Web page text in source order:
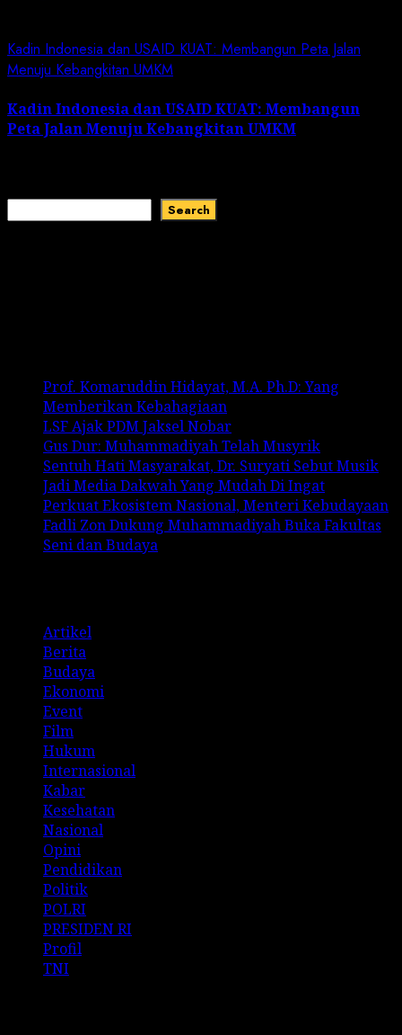
Kadin Indonesia dan USAID KUAT: Membangun Peta Jalan
Menuju Kebangkitan UMKM
Kadin Indonesia dan USAID KUAT: Membangun
Peta Jalan Menuju Kebangkitan UMKM
Search
Prof. Komaruddin Hidayat, M.A. Ph.D: Yang
Memberikan Kebahagiaan
LSF Ajak PDM Jaksel Nobar
Gus Dur: Muhammadiyah Telah Musyrik
Sentuh Hati Masyarakat, Dr. Suryati Sebut Musik
Jadi Media Dakwah Yang Mudah Di Ingat
Perkuat Ekosistem Nasional, Menteri Kebudayaan
Fadli Zon Dukung Muhammadiyah Buka Fakultas
Seni dan Budaya
Artikel
Berita
Budaya
Ekonomi
Event
Film
Hukum
Internasional
Kabar
Kesehatan
Nasional
Opini
Pendidikan
Politik
POLRI
PRESIDEN RI
Profil
TNI